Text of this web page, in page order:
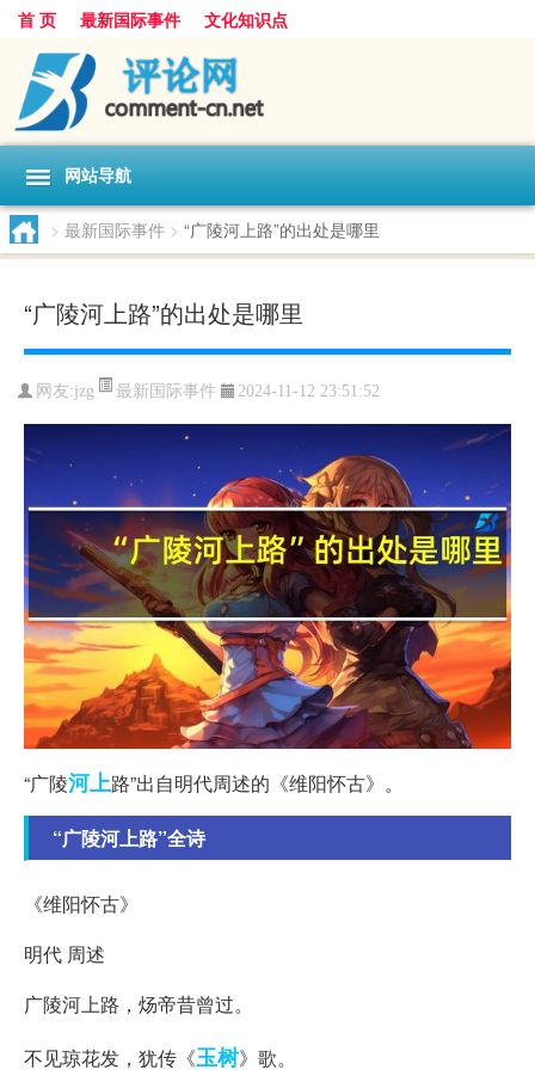
首 页 最新国际事件 文化知识点
网站导航
> 最新国际事件 > “广陵河上路”的出处是哪里
“广陵河上路”的出处是哪里
网友:jzg 最新国际事件 2024-11-12 23:51:52
“广陵河上路”出自明代周述的《维阳怀古》。
“广陵河上路”全诗
《维阳怀古》
明代 周述
广陵河上路，炀帝昔曾过。
不见琼花发，犹传《玉树》歌。